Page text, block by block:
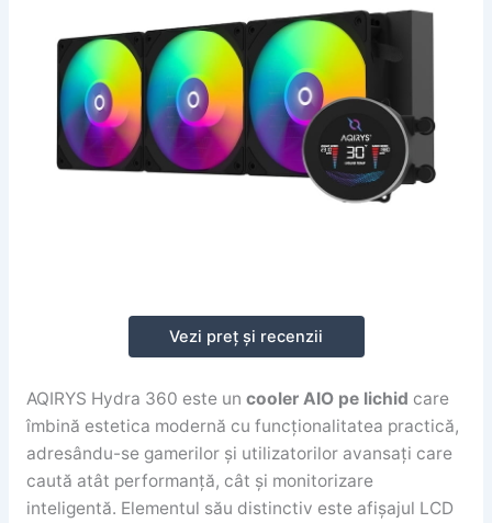
Vezi preț și recenzii
AQIRYS Hydra 360 este un cooler AIO pe lichid care
îmbină estetica modernă cu funcționalitatea practică,
adresându-se gamerilor și utilizatorilor avansați care
caută atât performanță, cât și monitorizare
inteligentă. Elementul său distinctiv este afișajul LCD